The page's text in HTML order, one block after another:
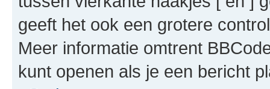
geeft het ook een grotere
Meer informatie omtrent
kunt openen als je een bericht